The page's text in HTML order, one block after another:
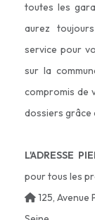
toutes les
aurez
service pour
sur la
compromis de
dossiers grâce
L'ADRESSE
pour tous les
125,